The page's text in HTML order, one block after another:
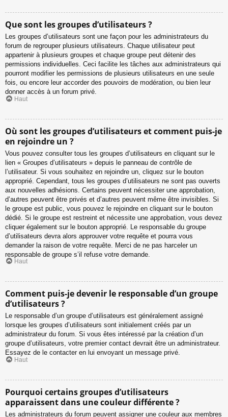
Que sont les groupes d’utilisateurs ?
Les groupes d’utilisateurs sont une façon pour les administrateurs du
forum de regrouper plusieurs utilisateurs. Chaque utilisateur peut
appartenir à plusieurs groupes et chaque groupe peut détenir des
permissions individuelles. Ceci facilite les tâches aux administrateurs qui
pourront modifier les permissions de plusieurs utilisateurs en une seule
fois, ou encore leur accorder des pouvoirs de modération, ou bien leur
donner accès à un forum privé.
Haut
Où sont les groupes d’utilisateurs et comment puis-je
en rejoindre un ?
Vous pouvez consulter tous les groupes d’utilisateurs en cliquant sur le
lien « Groupes d’utilisateurs » depuis le panneau de contrôle de
l’utilisateur. Si vous souhaitez en rejoindre un, cliquez sur le bouton
approprié. Cependant, tous les groupes d’utilisateurs ne sont pas ouverts
aux nouvelles adhésions. Certains peuvent nécessiter une approbation,
d’autres peuvent être privés et d’autres peuvent même être invisibles. Si
le groupe est public, vous pouvez le rejoindre en cliquant sur le bouton
dédié. Si le groupe est restreint et nécessite une approbation, vous devez
cliquer également sur le bouton approprié. Le responsable du groupe
d’utilisateurs devra alors approuver votre requête et pourra vous
demander la raison de votre requête. Merci de ne pas harceler un
responsable de groupe s’il refuse votre demande.
Haut
Comment puis-je devenir le responsable d’un groupe
d’utilisateurs ?
Le responsable d’un groupe d’utilisateurs est généralement assigné
lorsque les groupes d’utilisateurs sont initialement créés par un
administrateur du forum. Si vous êtes intéressé par la création d’un
groupe d’utilisateurs, votre premier contact devrait être un administrateur.
Essayez de le contacter en lui envoyant un message privé.
Haut
Pourquoi certains groupes d’utilisateurs
apparaissent dans une couleur différente ?
Les administrateurs du forum peuvent assigner une couleur aux membres